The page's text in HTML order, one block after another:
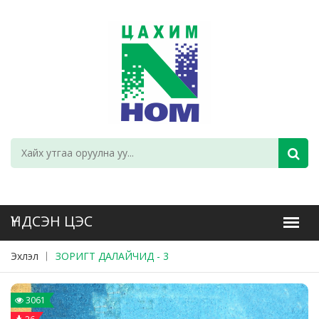
Эхлэл ЗОРИГТ ДАЛАЙЧИД - 3
3061